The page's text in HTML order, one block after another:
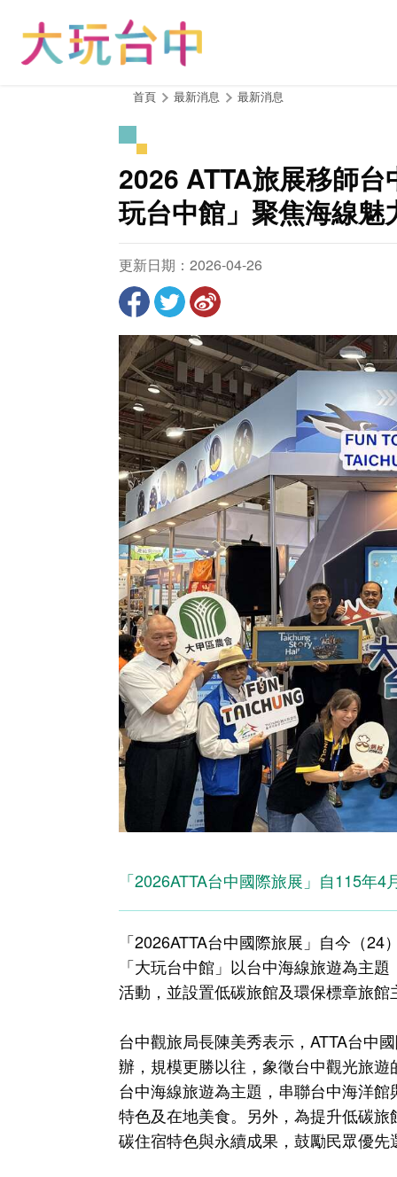
首頁 最新消息 最新消息
2026 ATTA旅展移師
玩台中館」聚焦海線魅
更新日期：2026-04-26
「2026ATTA台中國際旅展」自115年
「2026ATTA台中國際旅展」自今（
「大玩台中館」以台中海線旅遊為主
活動，並設置低碳旅館及環保標章旅
台中觀旅局長陳美秀表示，ATTA台中
辦，規模更勝以往，象徵台中觀光旅
台中海線旅遊為主題，串聯台中海洋
特色及在地美食。另外，為提升低碳
碳住宿特色與永續成果，鼓勵民眾優